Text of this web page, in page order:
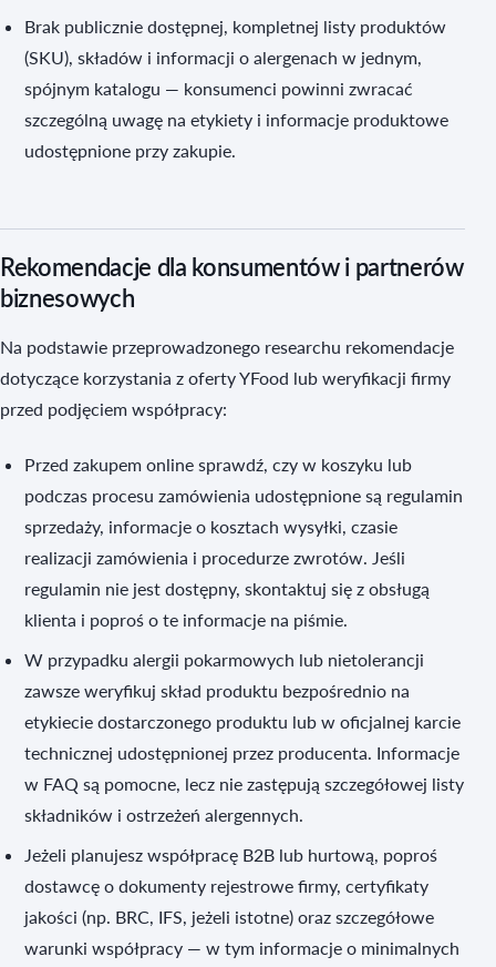
Brak publicznie dostępnej, kompletnej listy produktów
(SKU), składów i informacji o alergenach w jednym,
spójnym katalogu — konsumenci powinni zwracać
szczególną uwagę na etykiety i informacje produktowe
udostępnione przy zakupie.
Rekomendacje dla konsumentów i partnerów
biznesowych
Na podstawie przeprowadzonego researchu rekomendacje
dotyczące korzystania z oferty YFood lub weryfikacji firmy
przed podjęciem współpracy:
Przed zakupem online sprawdź, czy w koszyku lub
podczas procesu zamówienia udostępnione są regulamin
sprzedaży, informacje o kosztach wysyłki, czasie
realizacji zamówienia i procedurze zwrotów. Jeśli
regulamin nie jest dostępny, skontaktuj się z obsługą
klienta i poproś o te informacje na piśmie.
W przypadku alergii pokarmowych lub nietolerancji
zawsze weryfikuj skład produktu bezpośrednio na
etykiecie dostarczonego produktu lub w oficjalnej karcie
technicznej udostępnionej przez producenta. Informacje
w FAQ są pomocne, lecz nie zastępują szczegółowej listy
składników i ostrzeżeń alergennych.
Jeżeli planujesz współpracę B2B lub hurtową, poproś
dostawcę o dokumenty rejestrowe firmy, certyfikaty
jakości (np. BRC, IFS, jeżeli istotne) oraz szczegółowe
warunki współpracy — w tym informacje o minimalnych